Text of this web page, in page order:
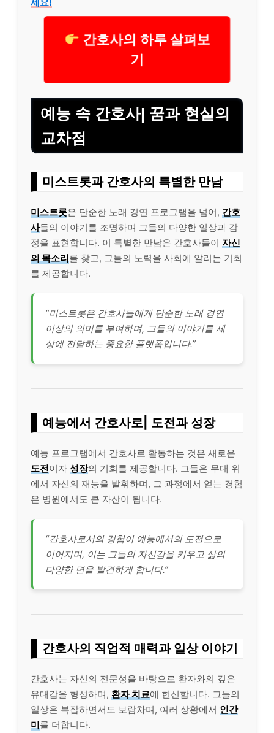
간호사의 하루 살펴보
기
예능 속 간호사| 꿈과 현실의
교차점
미스트롯과 간호사의 특별한 만남
미스트롯은 단순한 노래 경연 프로그램을 넘어, 간호
사들의 이야기를 조명하며 그들의 다양한 일상과 감
정을 표현합니다. 이 특별한 만남은 간호사들이 자신
의 목소리를 찾고, 그들의 노력을 사회에 알리는 기회
를 제공합니다.
“미스트롯은 간호사들에게 단순한 노래 경연
이상의 의미를 부여하며, 그들의 이야기를 세
상에 전달하는 중요한 플랫폼입니다.”
예능에서 간호사로| 도전과 성장
예능 프로그램에서 간호사로 활동하는 것은 새로운
도전이자 성장의 기회를 제공합니다. 그들은 무대 위
에서 자신의 재능을 발휘하며, 그 과정에서 얻는 경험
은 병원에서도 큰 자산이 됩니다.
“간호사로서의 경험이 예능에서의 도전으로
이어지며, 이는 그들의 자신감을 키우고 삶의
다양한 면을 발견하게 합니다.”
간호사의 직업적 매력과 일상 이야기
간호사는 자신의 전문성을 바탕으로 환자와의 깊은
유대감을 형성하며, 환자 치료에 헌신합니다. 그들의
일상은 복잡하면서도 보람차며, 여러 상황에서 인간
미를 더합니다.